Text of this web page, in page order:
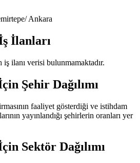
Ankara
İlanları
iş ilanı verisi bulunmamaktadır.
Şehir Dağılımı
faaliyet gösterdiği ve istihdam
yayınlandığı şehirlerin oranları yer
Sektör Dağılımı